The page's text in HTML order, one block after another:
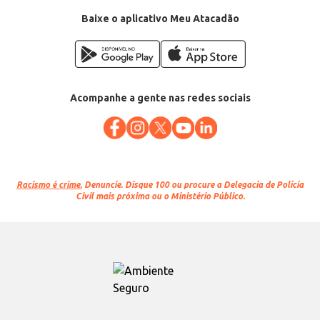
Baixe o aplicativo Meu Atacadão
Acompanhe a gente nas redes sociais
Racismo é crime. Denuncie. Disque 100 ou procure a Delegacia de Polícia
Civil mais próxima ou o Ministério Público.